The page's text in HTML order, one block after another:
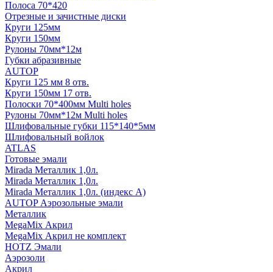
Полоса 70*420
Отрезные и зачистные диски
Круги 125мм
Круги 150мм
Рулоны 70мм*12м
Губки абразивные
AUTOP
Круги 125 мм 8 отв.
Круги 150мм 17 отв.
Полоски 70*400мм Multi holes
Рулоны 70мм*12м Multi holes
Шлифовальные губки 115*140*5мм
Шлифовальный войлок
ATLAS
Готовые эмали
Mirada Металлик 1,0л.
Mirada Металлик 1,0л.
Mirada Металлик 1,0л. (индекс А)
AUTOP Аэрозольные эмали
Металлик
MegaMix Акрил
MegaMix Акрил не комплект
HOTZ Эмали
Аэрозоли
Акрил